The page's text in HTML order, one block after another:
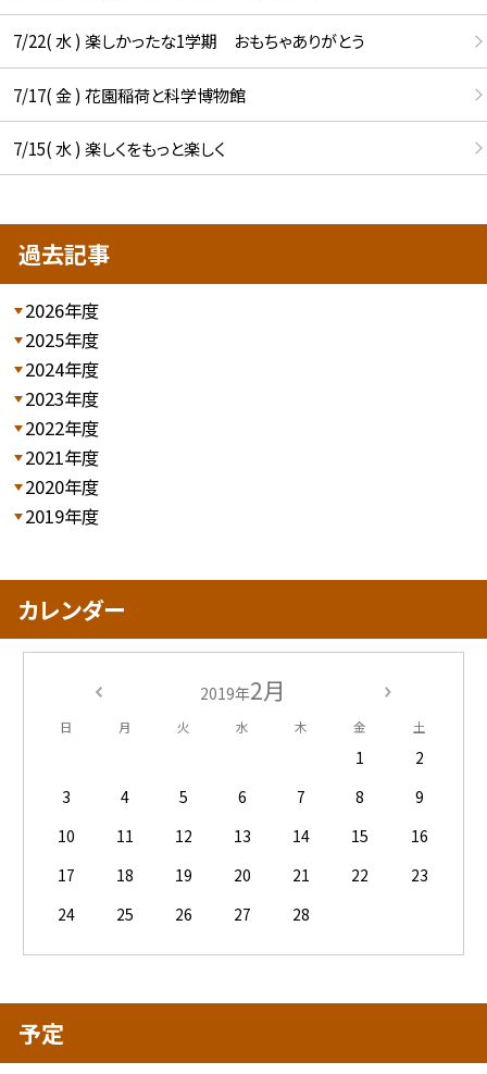
7/22( 水 ) 楽しかったな1学期 おもちゃありがとう
7/17( 金 ) 花園稲荷と科学博物館
7/15( 水 ) 楽しくをもっと楽しく
過去記事
2026年度
2025年度
2024年度
2023年度
2022年度
2021年度
2020年度
2019年度
カレンダー
2019年2月
日 月 火 水 木 金 土
1
2
3
4 5 6 7 8
9
10
11 12 13 14 15
16
17
18 19 20 21 22
23
24
25 26 27 28
予定